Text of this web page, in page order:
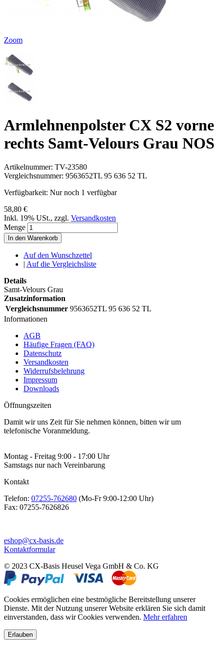
Zoom
Armlehnenpolster CX S2 vorne
rechts Samt-Velours Grau NOS
Artikelnummer: TV-23580
Vergleichsnummer: 9563652TL 95 636 52 TL
Verfügbarkeit: Nur noch 1 verfügbar
58,80 €
Inkl. 19% USt., zzgl. Versandkosten
Menge
In den Warenkorb
Auf den Wunschzettel
| Auf die Vergleichsliste
Details
Samt-Velours Grau
Zusatzinformation
Vergleichsnummer 9563652TL 95 636 52 TL
Informationen
AGB
Häufige Fragen (FAQ)
Datenschutz
Versandkosten
Widerrufsbelehrung
Impressum
Downloads
Öffnungszeiten
Damit wir uns Zeit für Sie nehmen können, bitten wir um
telefonische Voranmeldung.
Montag - Freitag 9:00 - 17:00 Uhr
Samstags nur nach Vereinbarung
Kontakt
Telefon: 07255-762680 (Mo-Fr 9:00-12:00 Uhr)
Fax: 07255-7626826
eshop@cx-basis.de
Kontaktformular
© 2023 CX-Basis Heusel Vega GmbH & Co. KG
Cookies ermöglichen eine bestmögliche Bereitstellung unserer
Dienste. Mit der Nutzung unserer Website erklären Sie sich damit
einverstanden, dass wir Cookies verwenden. Mehr erfahren
Erlauben